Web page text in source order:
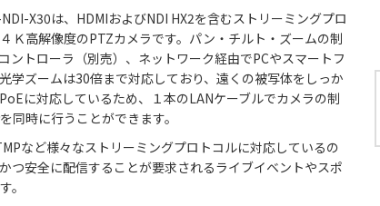
X30は、HDMIおよびNDI HX2を含むストリーミングプロ
Ｋ高解像度のPTZカメラです。パン・チルト・ズームの制
ントローラ（別売）、ネットワーク経由でPCやスマートフ
学ズームは30倍まで対応しており、遠くの被写体をしっか
に対応しているため、１本のLANケーブルでカメラの制
同時に行うことができます。
など様々なストリーミングプロトコルに対応しているの
つ安全に配信することが要求されるライブイベントやスポ
。